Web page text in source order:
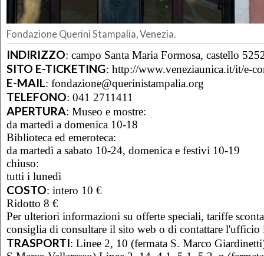
Fondazione Querini Stampalia, Venezia.
INDIRIZZO: campo Santa Maria Formosa, castello
SITO E-TICKETING: http://www.veneziaunica.it/it/e-
E-MAIL: fondazione@querinistampalia.org
TELEFONO: 041 2711411
APERTURA: Museo e mostre:
da martedì a domenica 10-18
Biblioteca ed emeroteca:
da martedì a sabato 10-24, domenica e festivi 10-19
chiuso:
tutti i lunedì
COSTO: intero 10 €
Ridotto 8 €
Per ulteriori informazioni su offerte speciali, tariffe
consiglia di consultare il sito web o di contattare
TRASPORTI: Linee 2, 10 (fermata S. Marco